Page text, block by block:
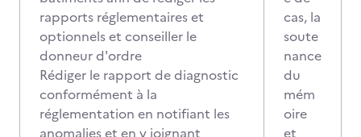
rapports réglementaires et
optionnels et conseiller le
donneur d'ordre
Rédiger le rapport de diagnostic
conformément à la
réglementation en notifiant les
anomalies et en y joignant
cas, la
soute
nance
du
mém
oire
et